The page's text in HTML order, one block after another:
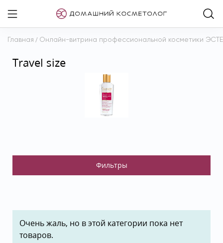
Главная / Онлайн-витрина профессиональной косметики
Travel size
Очень жаль, но в этой категории пока нет
товаров.